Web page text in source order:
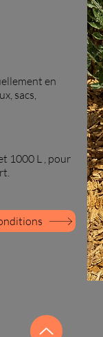
en
sacs,
1000 L , pour